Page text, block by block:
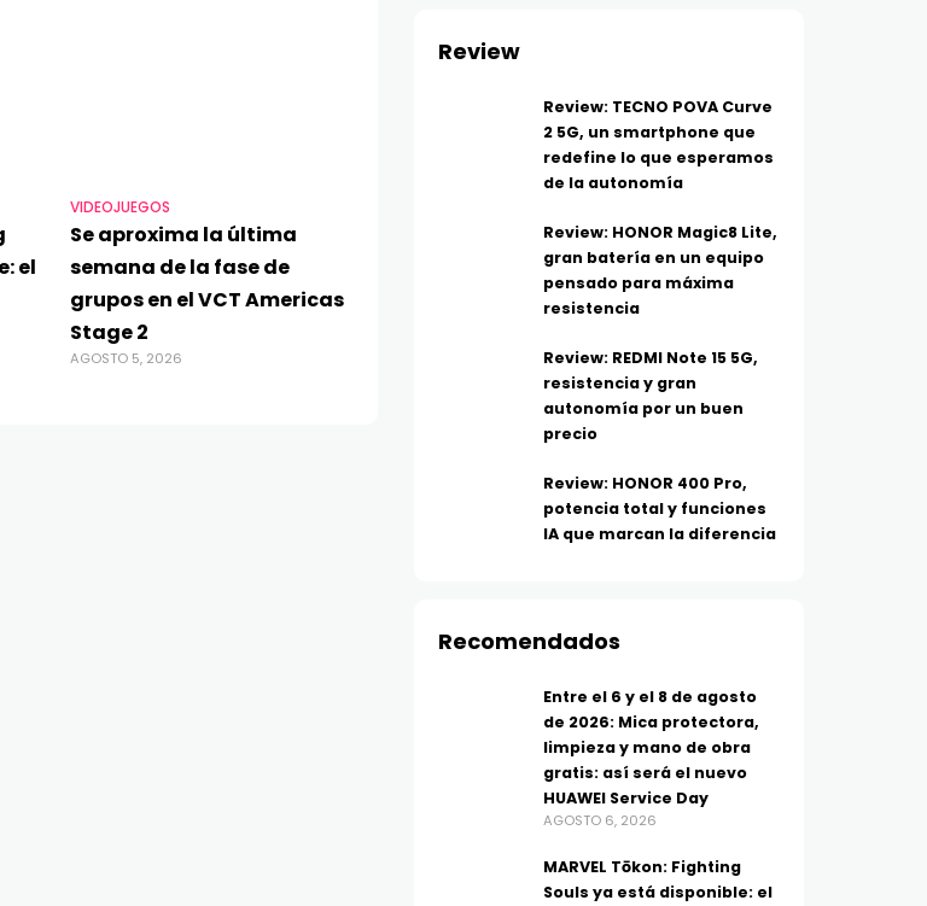
el
VIDEOJUEGOS
Se aproxima la última
semana de la fase de
grupos en el VCT Americas
Stage 2
AGOSTO 5, 2026
Más allá del MP3: ¿Qué es el
audio Hi-Res y por qué tu
música suena diferente?
Los moto g
más batería, IA y
AGOSTO 5, 2026
Review
Review: TECNO POVA Curve
2 5G, un smartphone que
redefine lo que esperamos
de la autonomía
Review: HONOR Magic8 Lite,
gran batería en un equipo
pensado para máxima
resistencia
Review: REDMI Note 15 5G,
resistencia y gran
autonomía por un buen
precio
Review: HONOR 400 Pro,
potencia total y funciones
IA que marcan la diferencia
Recomendados
Entre el 6 y el 8 de agosto
de 2026: Mica protectora,
limpieza y mano de obra
gratis: así será el nuevo
HUAWEI Service Day
AGOSTO 6, 2026
MARVEL Tōkon: Fighting
Souls ya está disponible: el